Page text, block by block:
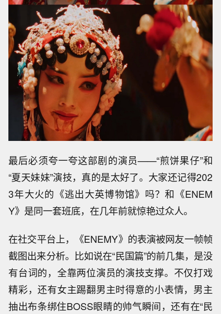
最后必须夸一夸这部剧的演员——“煎饼果仔”和
“夏天妹妹”演技，真的是太好了。大家还记得202
3年大火的《逃出大英博物馆》吗？和《ENEM
Y》是同一套班底，在几年前就惊艳过众人。
在社交平台上，《ENEMY》的表演被网友一帧帧
截图出来分析。比如说在“民国篇”的前几集，是没
有台词的，全靠两位演员的演技支撑。不仅打戏
精彩，还有女主踢翻男主时得意的小表情，男主
抽出布条绑住BOSS眼睛的帅气瞬间，还有在“民